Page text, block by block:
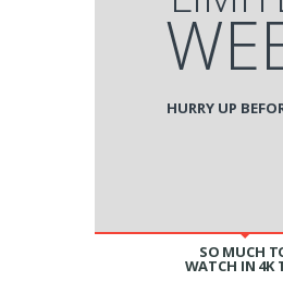
SO MUCH
WATCH IN 4K